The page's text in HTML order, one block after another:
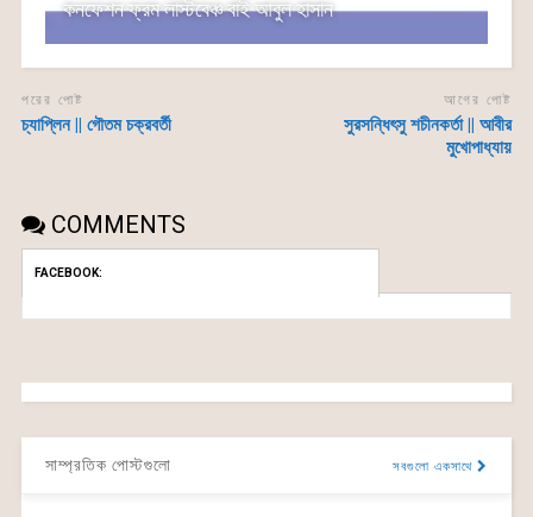
কনফেশন ফ্রম লাস্টবেঞ্চ বাই আবুল হাসান
পরের পোষ্ট
চ্যাপ্লিন || গৌতম চক্রবর্তী
আগের পোষ্ট
সুরসন্ধিৎসু শচীনকর্তা || আবীর
মুখোপাধ্যায়
COMMENTS
FACEBOOK:
সাম্প্রতিক পোস্টগুলো সবগুলো একসাথে